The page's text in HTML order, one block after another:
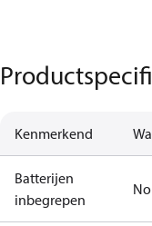
Kenmerkend
Batterijen
inbegrepen
No